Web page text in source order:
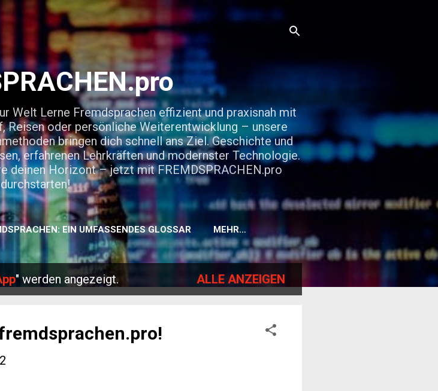
zum Hauptbereich
Welt Lerne Fremdsprachen effizient und praxisnah mit
Reisen oder persönliche Weiterentwicklung – unsere
bringen dich schnell ans Ziel. Geschichte und
erfahrenen Lehrkräften und modernster Technologie.
deinen Horizont – jetzt mit FREMDSPRACHEN.pro
durchstarten!
EIN UMFASSENDES GLOSSAR MEHR…
" werden angezeigt. ALLE ANZEIGEN